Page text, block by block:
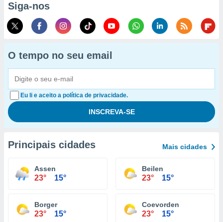
Siga-nos
O tempo no seu email
Eu li e aceito a política de privacidade.
Principais cidades Mais cidades
Assen
23° 15°
Beilen
23° 15°
Borger
23° 15°
Coevorden
23° 15°